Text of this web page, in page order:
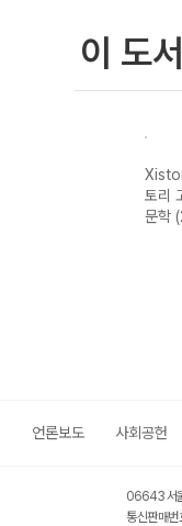
이 도
토리
문학
언론보도 사회공헌
06643 서
통신판매